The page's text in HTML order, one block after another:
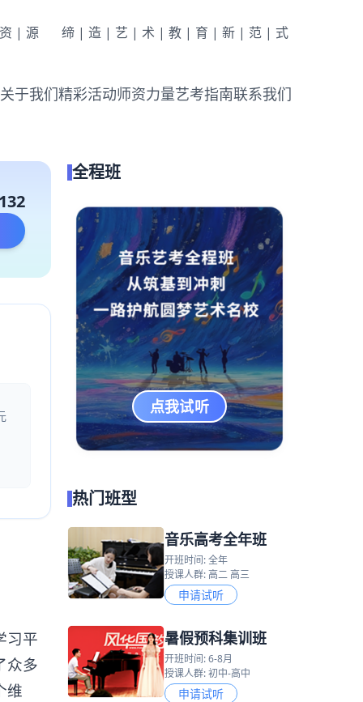
|源 缔|造|艺|术|教|育|新|范|式
关于我们精彩活动师资力量艺考指南联系我们
习平
众多
维
全程班
点我试听
热门班型
音乐高考全年班
开班时间: 全年
授课人群: 高二 高三
申请试听
暑假预科集训班
开班时间: 6-8月
授课人群: 初中-高中
申请试听